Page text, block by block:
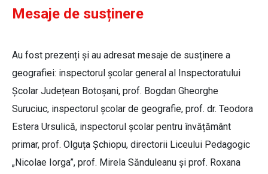
Mesaje de susținere
Au fost prezenți și au adresat mesaje de susținere a
geografiei: inspectorul școlar general al Inspectoratului
Școlar Județean Botoșani, prof. Bogdan Gheorghe
Suruciuc, inspectorul școlar de geografie, prof. dr. Teodora
Estera Ursulică, inspectorul școlar pentru învățământ
primar, prof. Olguța Șchiopu, directorii Liceului Pedagogic
„Nicolae Iorga”, prof. Mirela Sănduleanu și prof. Roxana